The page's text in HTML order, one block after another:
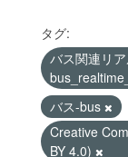
タグ:
バス関連リ
バス-bus
Creative
BY 4.0)